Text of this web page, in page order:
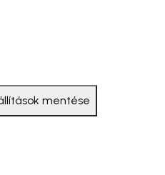
mentése